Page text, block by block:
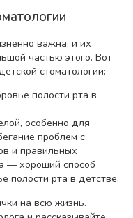
важна, и их
частью этого. Вот
стоматологии:
полости рта в
особенно для
проблем с
и правильных
— хороший способ
полости рта в детстве.
на всю жизнь.